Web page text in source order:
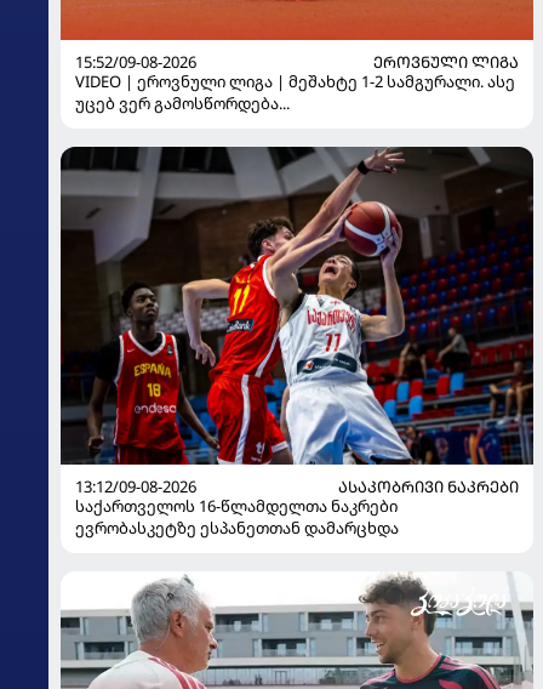
15:52/09-08-2026
ᲔᲠᲝᲕᲜᲣᲚᲘ ᲚᲘᲒᲐ
VIDEO | ეროვნული ლიგა | მეშახტე 1-2 სამგურალი. ასე
უცებ ვერ გამოსწორდება...
13:12/09-08-2026
ᲐᲡᲐᲙᲝᲑᲠᲘᲕᲘ ᲜᲐᲙᲠᲔᲑᲘ
საქართველოს 16-წლამდელთა ნაკრები
ევრობასკეტზე ესპანეთთან დამარცხდა